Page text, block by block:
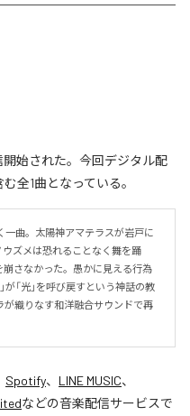
開始された。今回デジタル配
全1曲となっている。
一曲。太陽神アマテラスが岩戸に
ズメは恐れることなく舞を踊
さなかった。愚かに見える行為
「光」を呼び戻すという神話の教
が織りなす和洋融合サウンドで再
Spotify、 LINE MUSIC、
などの音楽配信サービスで